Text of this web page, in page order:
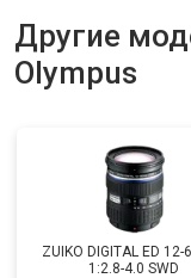
Другие
Olympus
ZUIKO DIGITAL ED 12-
1:2.8-4.0 SWD